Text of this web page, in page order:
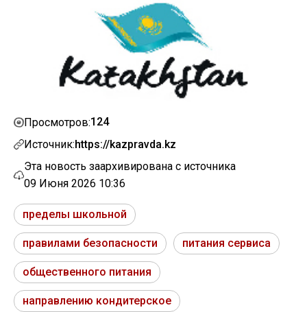
Просмотров:124
Источник:https://kazpravda.kz
Эта новость заархивирована с источника
09 Июня 2026 10:36
пределы школьной
правилами безопасности питания сервиса
общественного питания
направлению кондитерское